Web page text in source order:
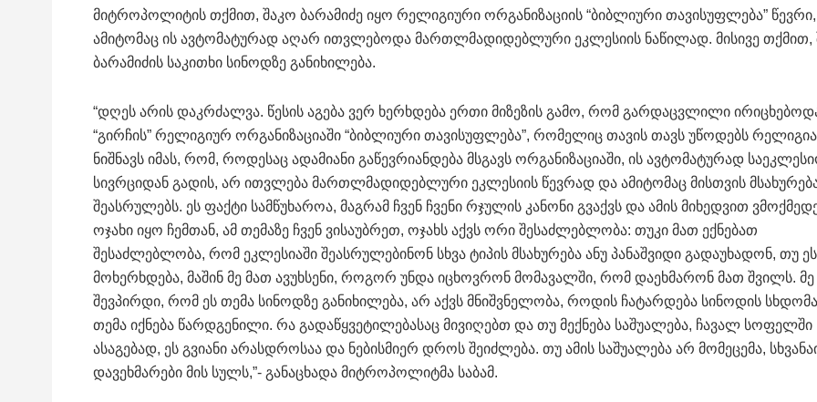
მიტროპოლიტის თქმით, შაკო ბარამიძე იყო რელიგიური ორგანიზაციის “ბიბლიური თავისუფლება” წევრი,
ამიტომაც ის ავტომატურად აღარ ითვლებოდა მართლმადიდებლური ეკლესიის ნაწილად. მისივე თქმით,
ბარამიძის საკითხი სინოდზე განიხილება.
“დღეს არის დაკრძალვა. წესის აგება ვერ ხერხდება ერთი მიზეზის გამო, რომ გარდაცვლილი
“გირჩის” რელიგიურ ორგანიზაციაში “ბიბლიური თავისუფლება”, რომელიც თავის თავს უწოდებს
ნიშნავს იმას, რომ, როდესაც ადამიანი გაწევრიანდება მსგავს ორგანიზაციაში, ის ავტომატურად
სივრციდან გადის, არ ითვლება მართლმადიდებლური ეკლესიის წევრად და ამიტომაც მისთვის
შეასრულებს. ეს ფაქტი სამწუხაროა, მაგრამ ჩვენ ჩვენი რჯულის კანონი გვაქვს და ამის მიხედვით
ოჯახი იყო ჩემთან, ამ თემაზე ჩვენ ვისაუბრეთ, ოჯახს აქვს ორი შესაძლებლობა: თუკი მათ ექნებათ
შესაძლებლობა, რომ ეკლესიაში შეასრულებინონ სხვა ტიპის მსახურება ანუ პანაშვიდი გადაუხადონ, თუ
მოხერხდება, მაშინ მე მათ ავუხსენი, როგორ უნდა იცხოვრონ მომავალში, რომ დაეხმარონ მათ შვილს.
შევპირდი, რომ ეს თემა სინოდზე განიხილება, არ აქვს მნიშვნელობა, როდის ჩატარდება სინოდის
თემა იქნება წარდგენილი. რა გადაწყვეტილებასაც მივიღებთ და თუ მექნება საშუალება, ჩავალ სოფელში
ასაგებად, ეს გვიანი არასდროსაა და ნებისმიერ დროს შეიძლება. თუ ამის საშუალება არ მომეცემა,
დავეხმარები მის სულს,”- განაცხადა მიტროპოლიტმა საბამ.